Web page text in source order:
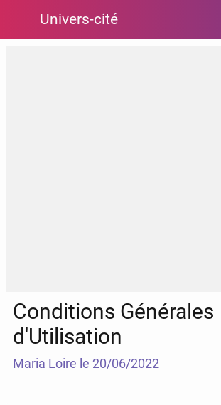
Univers-cité
Conditions Générales
d'Utilisation
Maria Loire le 20/06/2022